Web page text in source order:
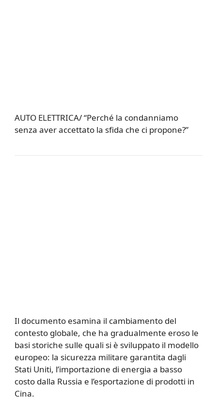
AUTO ELETTRICA/ “Perché la condanniamo
senza aver accettato la sfida che ci propone?”
Il documento esamina il cambiamento del
contesto globale, che ha gradualmente eroso le
basi storiche sulle quali si è sviluppato il modello
europeo: la sicurezza militare garantita dagli
Stati Uniti, l’importazione di energia a basso
costo dalla Russia e l’esportazione di prodotti in
Cina.